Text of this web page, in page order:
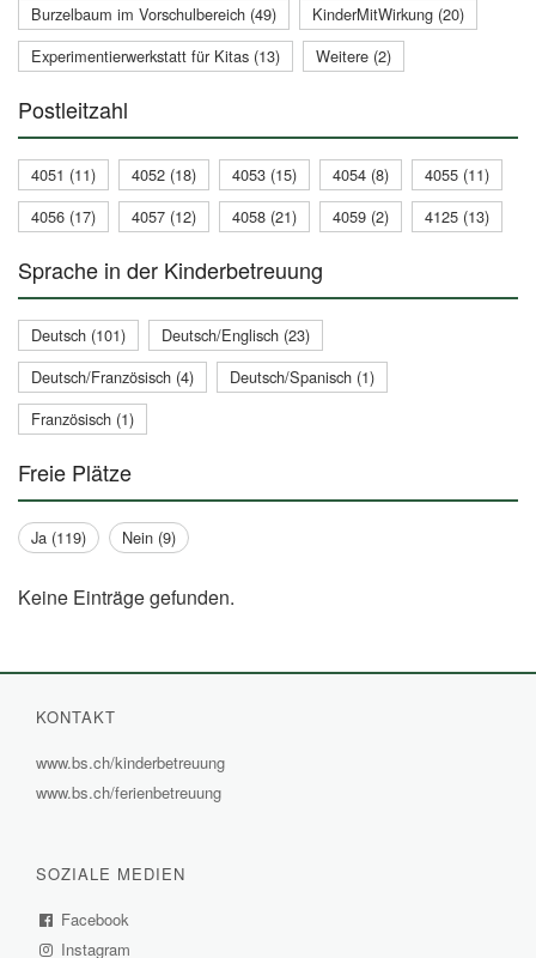
Keine Einträge gefunden.
Burzelbaum im Vorschulbereich (49)
KinderMitWirkung (20)
Experimentierwerkstatt für Kitas (13)
Weitere (2)
Postleitzahl
4051 (11) 4052 (18) 4053 (15) 4054 (8)
4055 (11)
4056 (17)
4057 (12) 4058 (21) 4059 (2) 4125 (13)
Sprache in der Kinderbetreuung
Deutsch (101)
Deutsch/Englisch (23)
Deutsch/Französisch (4)
Deutsch/Spanisch (1)
Französisch (1)
Freie Plätze
Ja (119) Nein (9)
KONTAKT
www.bs.ch/kinderbetreuung
www.bs.ch/ferienbetreuung
SOZIALE MEDIEN
Facebook
Instagram